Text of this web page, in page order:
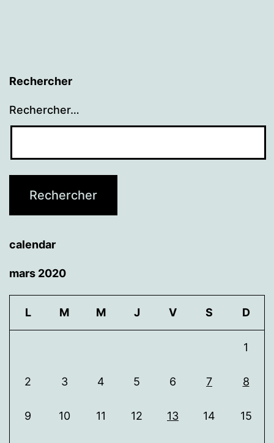
Rechercher
Rechercher…
calendar
mars 2020
L M M J V S D
1
2 3 4 5 6 7 8
9 10 11 12 13 14 15